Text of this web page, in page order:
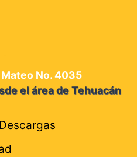
No. 4035
el área de Tehuacán
Descargas